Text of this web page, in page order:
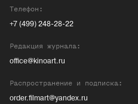
Телефон:
+7 (499) 248-28-22
Редакция журнала:
office@kinoart.ru
Распространение и подписка:
order.filmart@yandex.ru